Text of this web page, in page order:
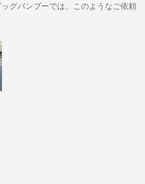
グバンブーでは、このようなご依頼